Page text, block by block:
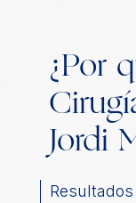
¿Por
Jordi